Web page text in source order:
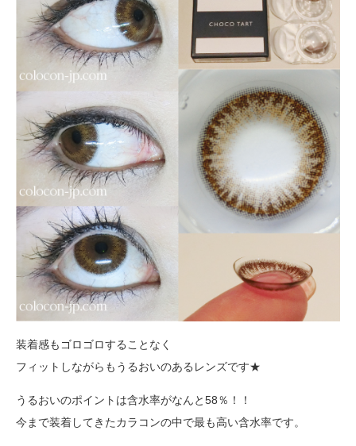
装着感もゴロゴロすることなく
フィットしながらもうるおいのあるレンズです★
うるおいのポイントは含水率がなんと58％！！
今まで装着してきたカラコンの中で最も高い含水率です。